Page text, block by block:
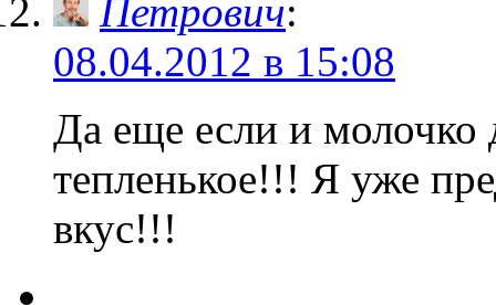
Петрович:
08.04.2012 в 15:08
Да еще если и молочко
тепленькое!!! Я уже
вкус!!!